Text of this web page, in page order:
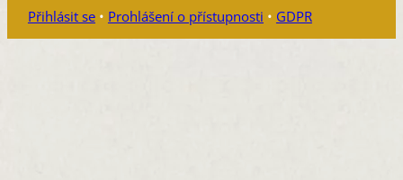
Přihlásit se• Prohlášení o přístupnosti • GDPR